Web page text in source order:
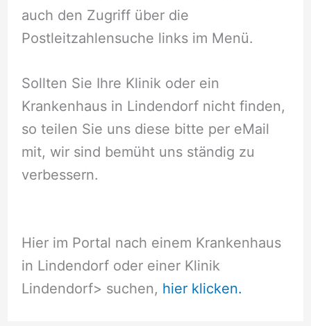
auch den Zugriff über die
Postleitzahlensuche links im Menü.
Sollten Sie Ihre Klinik oder ein
Krankenhaus in Lindendorf nicht finden,
so teilen Sie uns diese bitte per eMail
mit, wir sind bemüht uns ständig zu
verbessern.
Hier im Portal nach einem Krankenhaus
in Lindendorf oder einer Klinik
Lindendorf> suchen, hier klicken.